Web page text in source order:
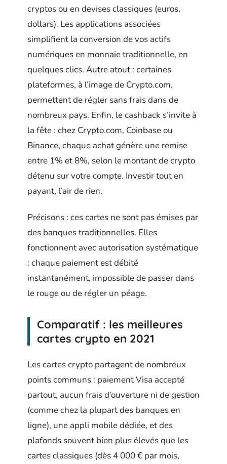
cryptos ou en devises classiques (euros,
dollars). Les applications associées
simplifient la conversion de vos actifs
numériques en monnaie traditionnelle, en
quelques clics. Autre atout : certaines
plateformes, à l’image de Crypto.com,
permettent de régler sans frais dans de
nombreux pays. Enfin, le cashback s’invite à
la fête : chez Crypto.com, Coinbase ou
Binance, chaque achat génère une remise
entre 1% et 8%, selon le montant de crypto
détenu sur votre compte. Investir tout en
payant, l’air de rien.
Précisons : ces cartes ne sont pas émises par
des banques traditionnelles. Elles
fonctionnent avec autorisation systématique
: chaque paiement est débité
instantanément, impossible de passer dans
le rouge ou de régler un péage.
Comparatif : les meilleures
cartes crypto en 2021
Les cartes crypto partagent de nombreux
points communs : paiement Visa accepté
partout, aucun frais d’ouverture ni de gestion
(comme chez la plupart des banques en
ligne), une appli mobile dédiée, et des
plafonds souvent bien plus élevés que les
cartes classiques (dès 4 000 € par mois,